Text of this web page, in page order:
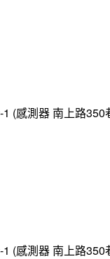
(感測器 南上路
(感測器 南上路